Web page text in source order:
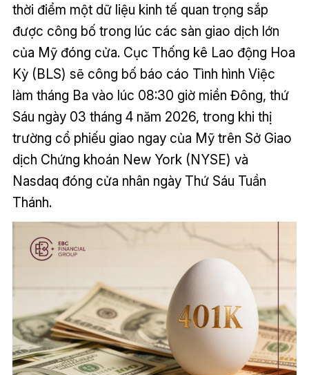
thời điểm một dữ liệu kinh tế quan trọng sắp
được công bố trong lúc các sàn giao dịch lớn
của Mỹ đóng cửa. Cục Thống kê Lao động Hoa
Kỳ (BLS) sẽ công bố báo cáo Tình hình Việc
làm tháng Ba vào lúc 08:30 giờ miền Đông, thứ
Sáu ngày 03 tháng 4 năm 2026, trong khi thị
trường cổ phiếu giao ngay của Mỹ trên Sở Giao
dịch Chứng khoán New York (NYSE) và
Nasdaq đóng cửa nhân ngày Thứ Sáu Tuần
Thánh.